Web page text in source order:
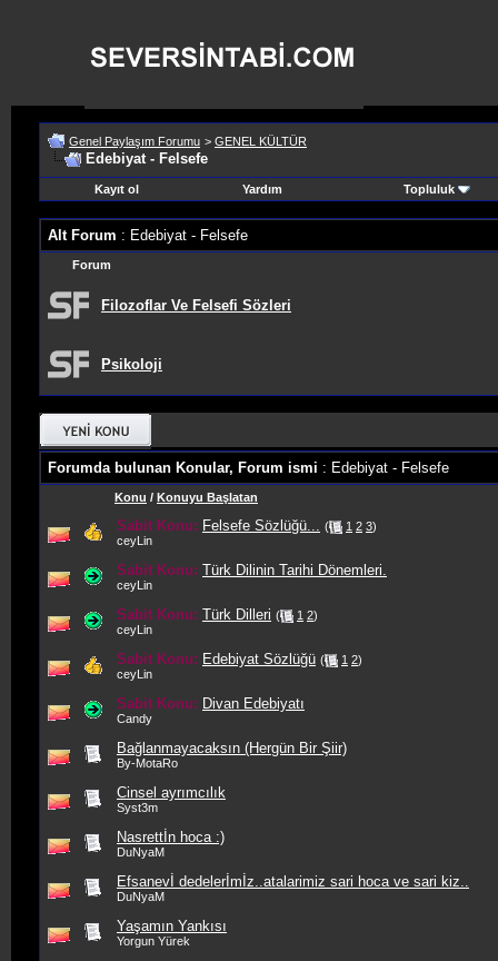
Genel Paylaşım Forumu > GENEL KÜLTÜR
Edebiyat - Felsefe
Kayıt ol Yardım Topluluk
Alt Forum : Edebiyat - Felsefe
Forum
Filozoflar Ve Felsefi Sözleri
Psikoloji
Forumda bulunan Konular, Forum ismi : Edebiyat - Felsefe
Konu / Konuyu Başlatan
Sabit Konu: Felsefe Sözlüğü... ( 1 2 3)
ceyLin
Sabit Konu: Türk Dilinin Tarihi Dönemleri.
ceyLin
Sabit Konu: Türk Dilleri ( 1 2)
ceyLin
Sabit Konu: Edebiyat Sözlüğü ( 1 2)
ceyLin
Sabit Konu: Divan Edebiyatı
Candy
Bağlanmayacaksın (Hergün Bir Şiir)
By-MotaRo
Cinsel ayrımcılık
Syst3m
Nasrettİn hoca :)
DuNyaM
Efsanevİ dedelerİmİz..atalarimiz sari hoca ve sari kiz..
DuNyaM
Yaşamın Yankısı
Yorgun Yürek